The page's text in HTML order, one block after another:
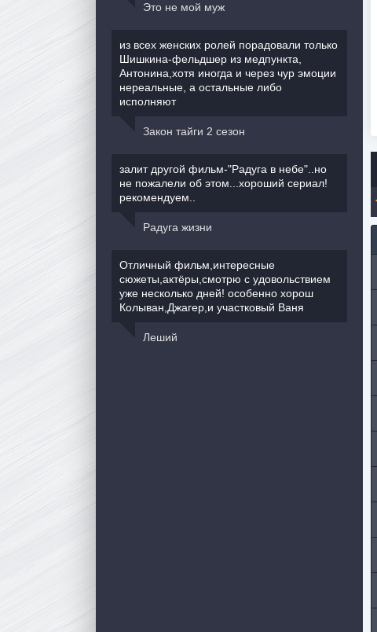
Это не мой муж
из всех женских ролей порадовали только
Шишкина-фельдшер из медпункта,
Антонина,хотя иногда и через чур эмоции
нереальные, а остальные либо
исполняют
Закон тайги 2 сезон
залит другой фильм-"Радуга в небе"..но
не пожалели об этом...хороший сериал!
рекомендуем..
Радуга жизни
Отличный фильм,интересные
сюжеты,актёры,смотрю с удовольствием
уже несколько дней! особенно хорош
Колыван,Джагер,и участковый Ваня
Леший